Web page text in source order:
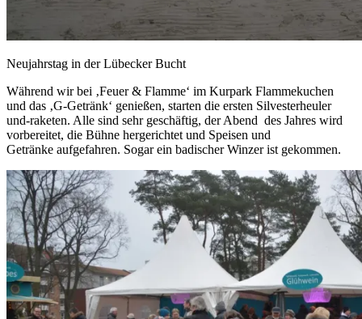
Neujahrstag in der Lübecker Bucht
Während wir bei ‚Feuer & Flamme‘ im Kurpark Flammekuchen
und das ‚G-Getränk‘ genießen, starten die ersten Silvesterheuler
und-raketen. Alle sind sehr geschäftig, der Abend des Jahres wird
vorbereitet, die Bühne hergerichtet und Speisen und
Getränke aufgefahren. Sogar ein badischer Winzer ist gekommen.